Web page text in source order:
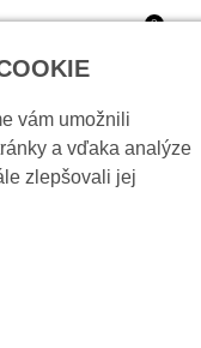
0
drôtový detektor
vám umožnili
a vďaka analýze
zlepšovali jej